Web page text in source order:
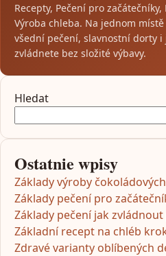
Recepty, Pečení pro
Výroba chleba. Na jednom
všední pečení, slavnostní dorty
zvládnete bez složité výbavy.
Hledat
Ostatnie wpisy
Základy výroby
Základy pečení pro
Základy pečení jak
Základní recept na chléb
Zdravé varianty oblíbených